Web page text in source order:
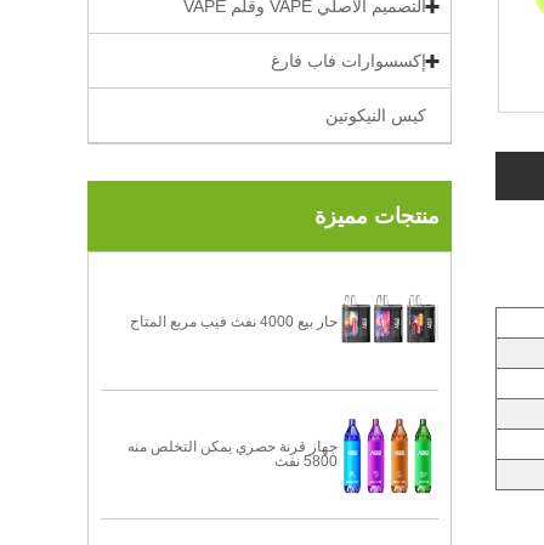
التصميم الأصلي VAPE وقلم VAPE
إكسسوارات فاب فارغ
كيس النيكوتين
منتجات مميزة
حار بيع 4000 نفث فيب مربع المتاح
جهاز قرنة حصري يمكن التخلص منه
5800 نفث